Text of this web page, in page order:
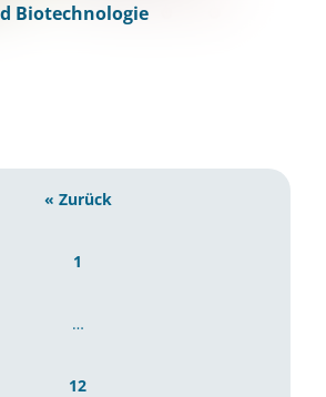
Biotechnologie
« Zurück
1
…
12